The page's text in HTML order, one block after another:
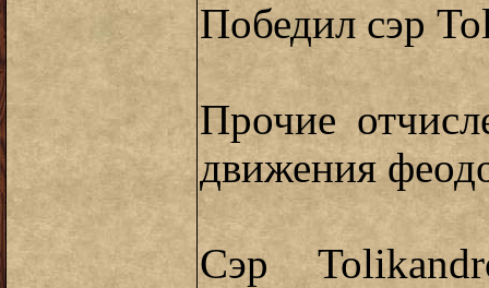
Победил сэр
Прочие
движения
Сэр